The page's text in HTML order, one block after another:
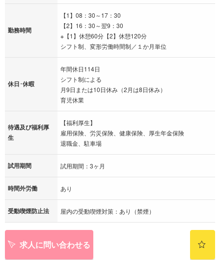
勤務時間
【1】08：30～17：30
【2】16：30～翌9：30
※【1】休憩60分【2】休憩120分
シフト制、変形労働時間制／１か月単位
休日･休暇
年間休日114日
シフト制による
月9日または10日休み（2月は8日休み）
育児休業
待遇及び福利厚
生
【福利厚生】
雇用保険、労災保険、健康保険、厚生年金保険
退職金、駐車場
試用期間 試用期間：3ヶ月
時間外労働 あり
受動喫煙防止法 屋内の受動喫煙対策：あり（禁煙）
求人に問い合わせる